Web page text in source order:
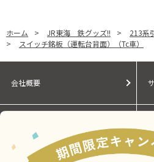
ホーム > JR東海 鉄グッズ!! >
213系
>
スイッチ銘板（運転台背面）（Tc車）
会社概要